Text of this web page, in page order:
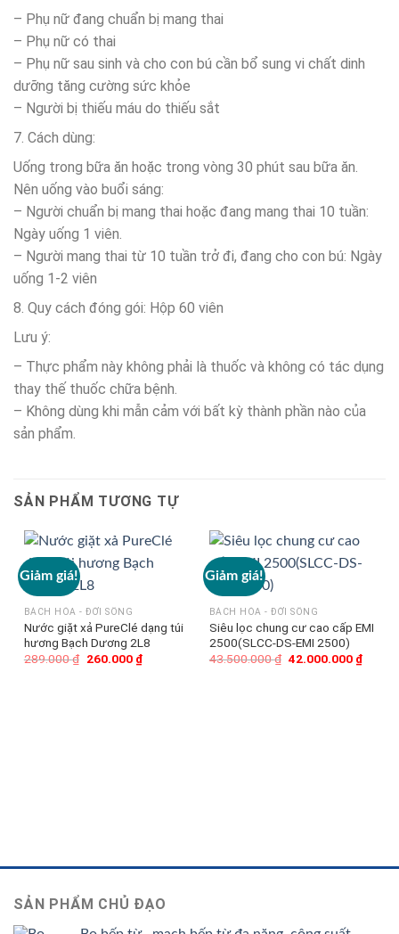
– Phụ nữ đang chuẩn bị mang thai
– Phụ nữ có thai
– Phụ nữ sau sinh và cho con bú cần bổ sung vi chất dinh
dưỡng tăng cường sức khỏe
– Người bị thiếu máu do thiếu sắt
7. Cách dùng:
Uống trong bữa ăn hoặc trong vòng 30 phút sau bữa ăn.
Nên uống vào buổi sáng:
– Người chuẩn bị mang thai hoặc đang mang thai 10 tuần:
Ngày uống 1 viên.
– Người mang thai từ 10 tuần trở đi, đang cho con bú: Ngày
uống 1-2 viên
8. Quy cách đóng gói: Hộp 60 viên
Lưu ý:
– Thực phẩm này không phải là thuốc và không có tác dụng
thay thế thuốc chữa bệnh.
– Không dùng khi mẫn cảm với bất kỳ thành phần nào của
sản phẩm.
SẢN PHẨM TƯƠNG TỰ
Giảm giá!
BÁCH HÓA - ĐỜI SỐNG
Nước giặt xả PureClé dạng túi
hương Bạch Dương 2L8
289.000₫
Giá
260.000 ₫Giá
hiện
Giảm giá!
BÁCH HÓA - ĐỜI SỐNG
Siêu lọc chung cư cao cấp EMI
2500(SLCC-DS-EMI 2500)
43.500.000₫ Giá
42.000.000 ₫Giá
hiện
SẢN PHẨM CHỦ ĐẠO